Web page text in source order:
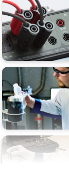
la mesure
métrologie
pression
pression
sondes de
transmetteur
unités de
étalonner un
étalonnerles